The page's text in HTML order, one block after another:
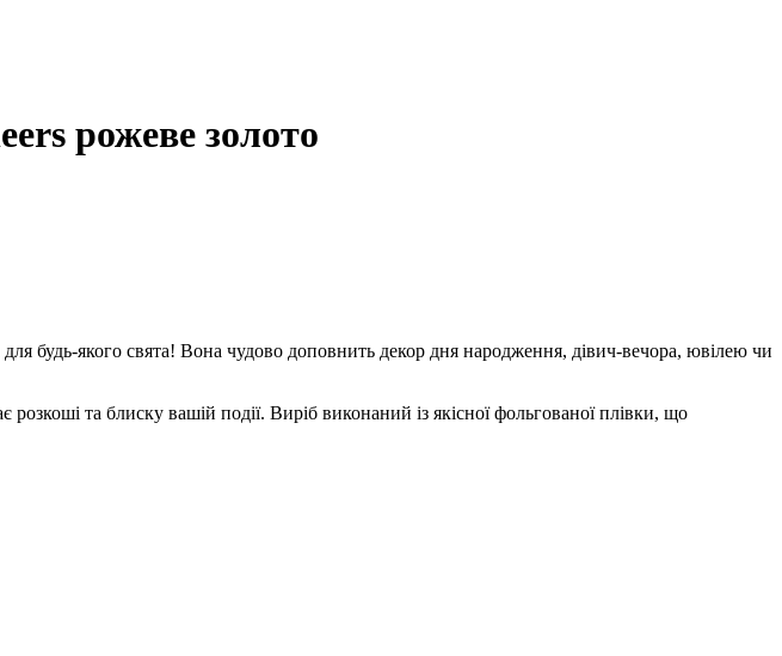
рожеве золото
будь-якого свята! Вона чудово доповнить декор дня народження, дівич-вечора, ювілею чи
та блиску вашій події. Виріб виконаний із якісної фольгованої плівки, що